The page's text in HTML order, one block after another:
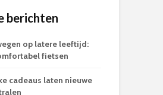
berichten
op latere leeftijd:
fietsen
cadeaus laten nieuwe